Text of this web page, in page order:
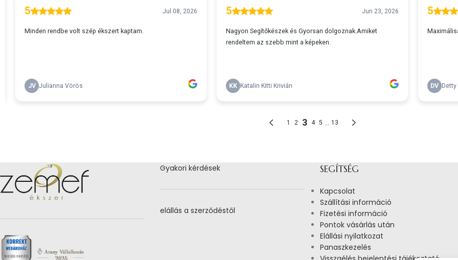
Gyakori kérdések
elállás a szerződéstől
SEGÍTSÉG
Kapcsolat
Szállítási információ
Fizetési információ
Pontok vásárlás után
Elállási nyilatkozat
Panaszkezelés